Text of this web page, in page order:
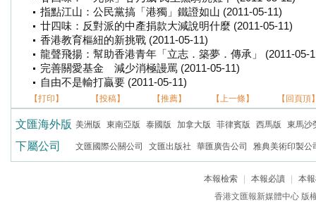
指點江山：公民黨搞「港獨」鐵證如山 (2011-05-11)
廿四味：反對派的中產捐款大減說明什麼 (2011-05-11)
香港教育樞紐的新挑戰 (2011-05-11)
龍聲飛揚：幫助香港青年「立志．築夢．傳承」 (2011-05-
完善關愛基金 減少消極謾罵 (2011-05-11)
自由不是輸打贏要 (2011-05-11)
【打印】 【投稿】 【推薦】 【上一條】 【回頁頂
文匯海外版 美洲版 東南亞版 泰國版 加拿大版 菲律賓版 西馬版 東馬沙
下屬公司 文匯國際公關公司 文匯出版社 華匯廣告公司 雅典美術印製公
本報檢索 本報必讀
本
香港文匯報新媒體中心 版